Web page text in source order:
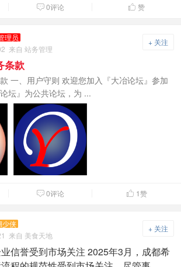
 0评论  赞
+ 关注
理员
来自 站务管理
条款
一、用户守则 欢迎您加入『大冶论坛』参加
坛』为公共论坛，为 ...
 0评论  1赞
+ 关注
少侠
来自 美食天地
信誉受到市场关注 2025年3月，成都希